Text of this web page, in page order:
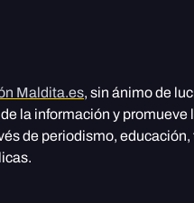
Maldita.es, sin ánimo de
la información y promueve
de periodismo,